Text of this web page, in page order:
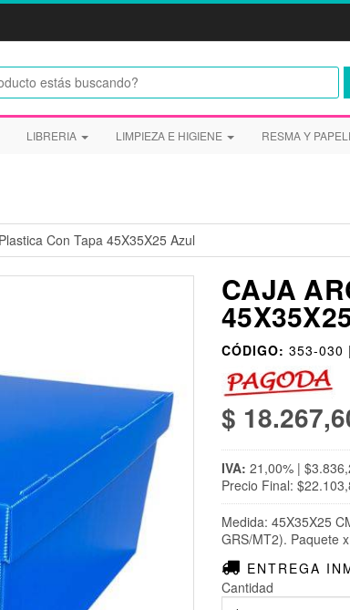
LIBRERIA LIMPIEZA E HIGIENE RESMA Y
Con Tapa 45X35X25 Azul
CAJA
CÓDIGO: 353-030 |
$
IVA: 21,00% |
Precio Final:
Medida: 45X35X25
GRS/MT2). Paquete
ENTREGA
Cantidad